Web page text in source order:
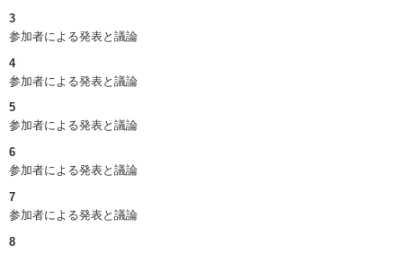
3
参加者による発表と議論
4
参加者による発表と議論
5
参加者による発表と議論
6
参加者による発表と議論
7
参加者による発表と議論
8